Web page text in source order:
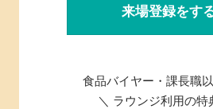
来場登録をす
食品バイヤー・課長職
＼ ラウンジ利用の特